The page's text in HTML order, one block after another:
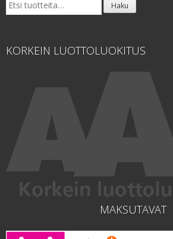
Haku
KORKEIN LUOTTOLUOKITUS
MAKSUTAVAT